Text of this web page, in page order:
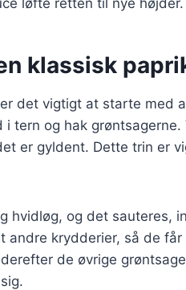
klassisk
det vigtigt at starte med
tern og hak grøntsagerne.
er gyldent. Dette trin er
hvidløg, og det sauteres,
krydderier, så de
de øvrige